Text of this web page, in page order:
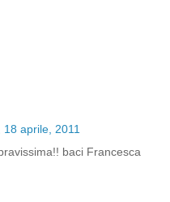
18 aprile, 2011
baci Francesca